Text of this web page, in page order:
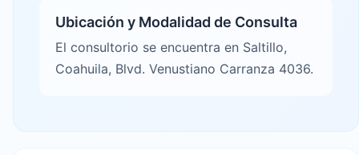
Ubicación y Modalidad de Consulta
El consultorio se encuentra en Saltillo,
Coahuila, Blvd. Venustiano Carranza 4036.